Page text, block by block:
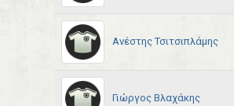
Ανέστης Τσιτσιπλάμης
Γιώργος Βλαχάκης